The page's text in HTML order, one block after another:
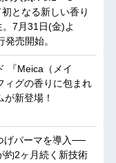
となる新しい香り
。7月31日(金)よ
発売開始。
『Meica（メイ
ィグの香りに包まれ
新登場！
げパーマを導入──
約2ヶ月続く新技術